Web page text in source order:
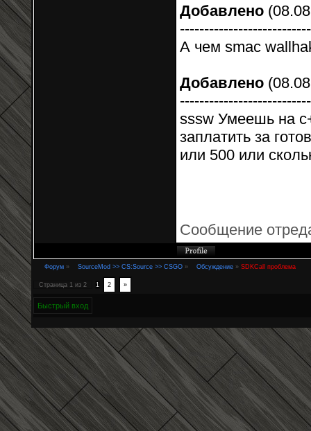
Добавлено
А чем smac
Добавлено
sssw Умеешь на
заплатить за
или 500 или
Сообщение
Форум » SourceMod >> CS:Source >> CSGO » Обсуждение » SDKCall проблема
Страница 1 из 2 1 2 »